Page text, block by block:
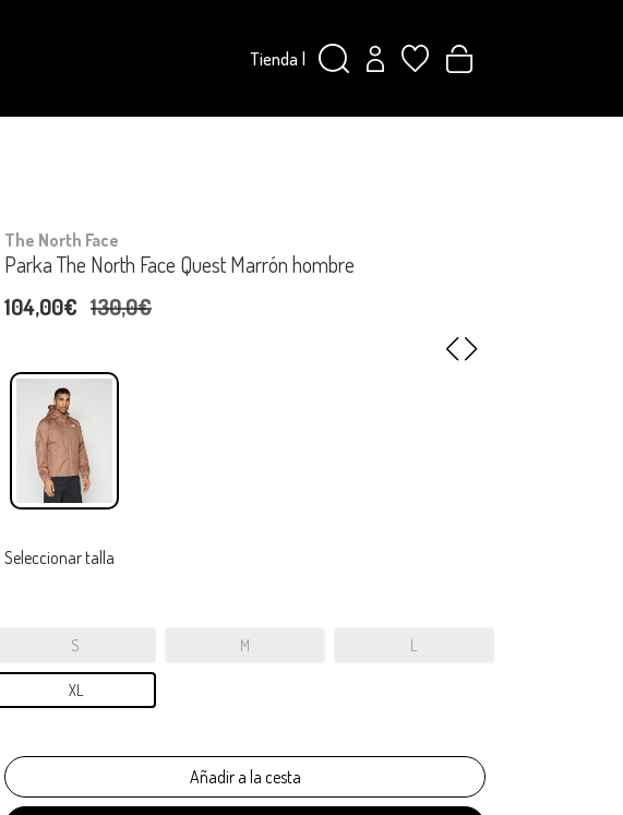
Tienda|
The North Face
Parka The North Face Quest Marrón hombre
104,00€ 130,0€
Seleccionar talla
S M L
XL